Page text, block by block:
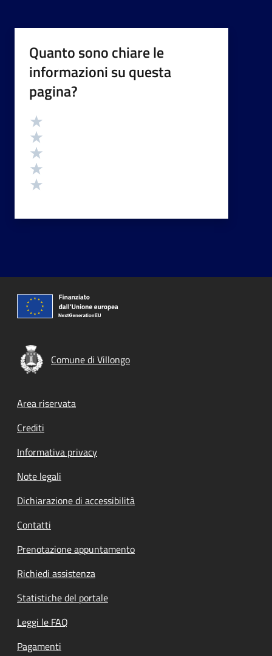
Quanto sono chiare le
informazioni su questa
pagina?
Valutazione
Comune di Villongo
Footer menu
Area riservata
Crediti
Informativa privacy
Note legali
Dichiarazione di accessibilità
Contatti
Prenotazione appuntamento
Richiedi assistenza
Statistiche del portale
Leggi le FAQ
Pagamenti